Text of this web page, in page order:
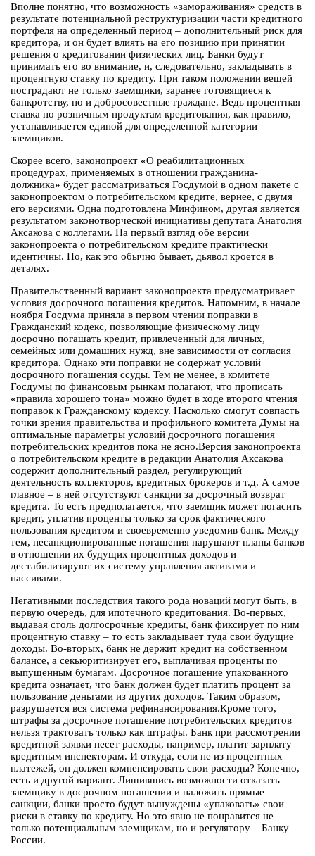
Вполне понятно, что возможность «замораживания» средств в
результате потенциальной реструктуризации части кредитного
портфеля на определенный период – дополнительный риск для
кредитора, и он будет влиять на его позицию при принятии
решения о кредитовании физических лиц. Банки будут
принимать его во внимание, и, следовательно, закладывать в
процентную ставку по кредиту. При таком положении вещей
пострадают не только заемщики, заранее готовящиеся к
банкротству, но и добросовестные граждане. Ведь процентная
ставка по розничным продуктам кредитования, как правило,
устанавливается единой для определенной категории
заемщиков.
Скорее всего, законопроект «О реабилитационных
процедурах, применяемых в отношении гражданина-
должника» будет рассматриваться Госдумой в одном пакете с
законопроектом о потребительском кредите, вернее, с двумя
его версиями. Одна подготовлена Минфином, другая является
результатом законотворческой инициативы депутата Анатолия
Аксакова с коллегами. На первый взгляд обе версии
законопроекта о потребительском кредите практически
идентичны. Но, как это обычно бывает, дьявол кроется в
деталях.
Правительственный вариант законопроекта предусматривает
условия досрочного погашения кредитов. Напомним, в начале
ноября Госдума приняла в первом чтении поправки в
Гражданский кодекс, позволяющие физическому лицу
досрочно погашать кредит, привлеченный для личных,
семейных или домашних нужд, вне зависимости от согласия
кредитора. Однако эти поправки не содержат условий
досрочного погашения ссуды. Тем не менее, в комитете
Госдумы по финансовым рынкам полагают, что прописать
«правила хорошего тона» можно будет в ходе второго чтения
поправок к Гражданскому кодексу. Насколько смогут совпасть
точки зрения правительства и профильного комитета Думы на
оптимальные параметры условий досрочного погашения
потребительских кредитов пока не ясно.Версия законопроекта
о потребительском кредите в редакции Анатолия Аксакова
содержит дополнительный раздел, регулирующий
деятельность коллекторов, кредитных брокеров и т.д. А самое
главное – в ней отсутствуют санкции за досрочный возврат
кредита. То есть предполагается, что заемщик может погасить
кредит, уплатив проценты только за срок фактического
пользования кредитом и своевременно уведомив банк. Между
тем, несанкционированные погашения нарушают планы банков
в отношении их будущих процентных доходов и
дестабилизируют их систему управления активами и
пассивами.
Негативными последствия такого рода новаций могут быть, в
первую очередь, для ипотечного кредитования. Во-первых,
выдавая столь долгосрочные кредиты, банк фиксирует по ним
процентную ставку – то есть закладывает туда свои будущие
доходы. Во-вторых, банк не держит кредит на собственном
балансе, а секьюритизирует его, выплачивая проценты по
выпущенным бумагам. Досрочное погашение упакованного
кредита означает, что банк должен будет платить процент за
пользование деньгами из других доходов. Таким образом,
разрушается вся система рефинансирования.Кроме того,
штрафы за досрочное погашение потребительских кредитов
нельзя трактовать только как штрафы. Банк при рассмотрении
кредитной заявки несет расходы, например, платит зарплату
кредитным инспекторам. И откуда, если не из процентных
платежей, он должен компенсировать свои расходы? Конечно,
есть и другой вариант. Лишившись возможности отказать
заемщику в досрочном погашении и наложить прямые
санкции, банки просто будут вынуждены «упаковать» свои
риски в ставку по кредиту. Но это явно не понравится не
только потенциальным заемщикам, но и регулятору – Банку
России.